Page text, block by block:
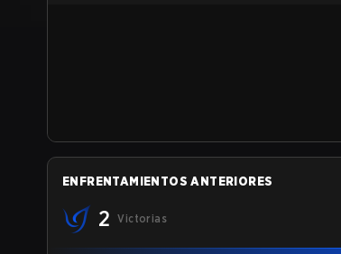
ENFRENTAMIENTOS ANTERIORES
2 Victorias